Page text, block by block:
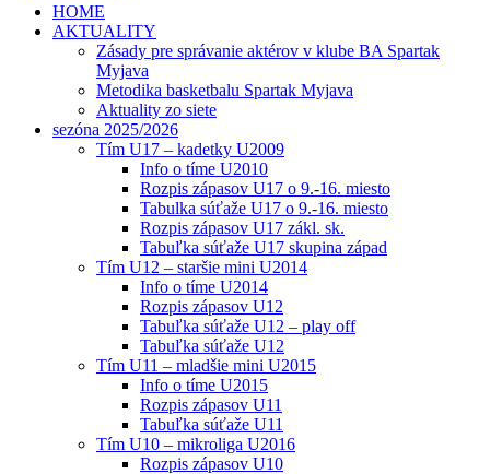
HOME
AKTUALITY
Zásady pre správanie aktérov v klube BA Spartak
Myjava
Metodika basketbalu Spartak Myjava
Aktuality zo siete
sezóna 2025/2026
Tím U17 – kadetky U2009
Info o tíme U2010
Rozpis zápasov U17 o 9.-16. miesto
Tabulka súťaže U17 o 9.-16. miesto
Rozpis zápasov U17 zákl. sk.
Tabuľka súťaže U17 skupina západ
Tím U12 – staršie mini U2014
Info o tíme U2014
Rozpis zápasov U12
Tabuľka súťaže U12 – play off
Tabuľka súťaže U12
Tím U11 – mladšie mini U2015
Info o tíme U2015
Rozpis zápasov U11
Tabuľka súťaže U11
Tím U10 – mikroliga U2016
Rozpis zápasov U10